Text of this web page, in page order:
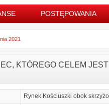
POSTĘPOWANIA
2021
KTÓREGO CELEM
Rynek Kościuszki obok